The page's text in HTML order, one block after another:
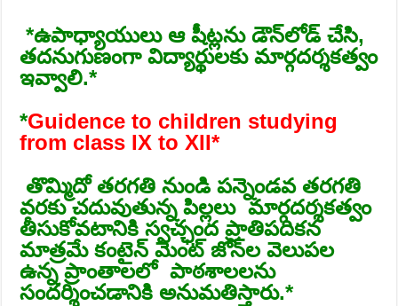
*️ఉపాధ్యాయులు ఆ షీట్లను డౌన్‌లోడ్ చేసి,
తదనుగుణంగా విద్యార్థులకు మార్గదర్శకత్వం
ఇవ్వాలి.*
*Guidence to children studying
from class IX to XII*
️ తొమ్మిదో తరగతి నుండి పన్నెండవ తరగతి
వరకు చదువుతున్న పిల్లలు మార్గదర్శకత్వం
తీసుకోవటానికి స్వచ్ఛంద ప్రాతిపదికన
మాత్రమే కంటైన్ మెంట్ జోన్‌ల వెలుపల
ఉన్న ప్రాంతాలలో పాఠశాలలను
సందర్శించడానికి అనుమతిస్తారు.*